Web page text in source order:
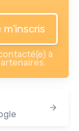
m'inscris
à